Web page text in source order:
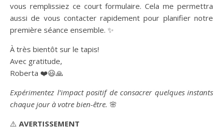
vous remplissiez ce court formulaire. Cela me permettra
aussi de vous contacter rapidement pour planifier notre
première séance ensemble. ✨
À très bientôt sur le tapis!
Avec gratitude,
Roberta ❤️😃🙏
Expérimentez l’impact positif de consacrer quelques instants
chaque jour à votre bien-être. 🌸
⚠️ AVERTISSEMENT